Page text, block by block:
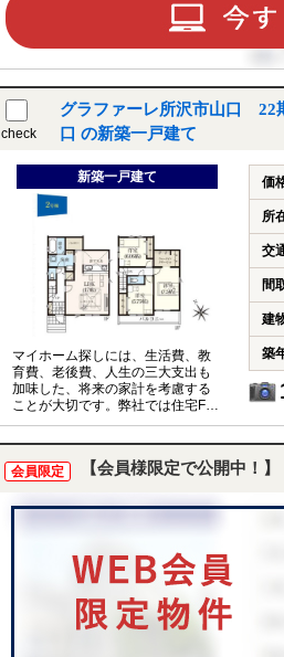
check
グラファーレ所沢市山口
口 の新築一戸建て
新築一戸建て
マイホーム探しには、生活費、教
育費、老後費、人生の三大支出も
加味した、将来の家計を考慮する
ことが大切です。弊社では住宅FP
価
所
交
間
建
築
会員限定 【会員様限定で公開中！】